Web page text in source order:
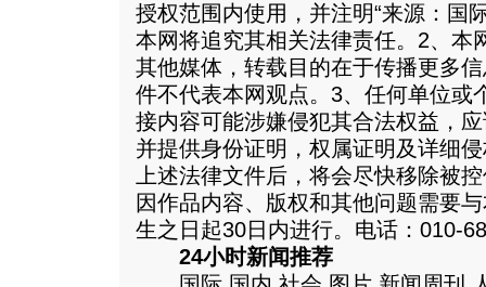
授权范围内使用，并注明“来源：国
本网将追究其相关法律责任。2、本
其他媒体，转载目的在于传播更多
件不代表本网观点。3、任何单位或
接内容可能涉嫌侵犯其合法权益，
并提供身份证明，权属证明及详细
上述法律文件后，将会尽快移除被
因作品内容、版权和其他问题需要
生之日起30日内进行。电话：010-
24小时新闻推荐